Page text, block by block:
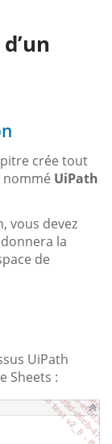
crée tout
nommé UiPath
vous devez
la
de
UiPath
Sheets :